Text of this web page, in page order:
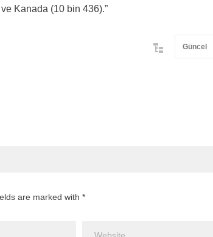
Kanada (10 bin 436).”
Güncel
are marked with *